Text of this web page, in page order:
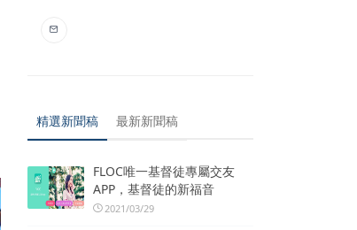
精選新聞稿 最新新聞稿
FLOC唯一基督徒專屬交友
APP，基督徒的新福音
2021/03/29